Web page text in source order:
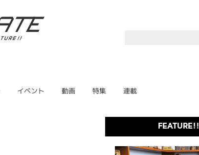
イベント 動画 特集 連載
FEATURE!!